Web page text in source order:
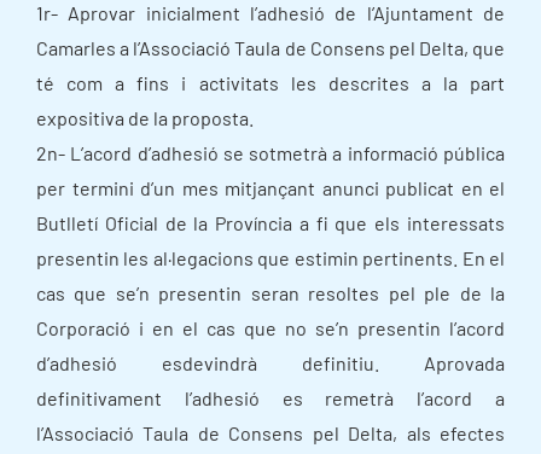
1r- Aprovar inicialment l’adhesió de l’Ajuntament de
Camarles a l’Associació Taula de Consens pel Delta, que
té com a fins i activitats les descrites a la part
expositiva de la proposta.
2n- L’acord d’adhesió se sotmetrà a informació pública
per termini d’un mes mitjançant anunci publicat en el
Butlletí Oficial de la Província a fi que els interessats
presentin les al·legacions que estimin pertinents. En el
cas que se’n presentin seran resoltes pel ple de la
Corporació i en el cas que no se’n presentin l’acord
d’adhesió esdevindrà definitiu. Aprovada
definitivament l’adhesió es remetrà l’acord a
l’Associació Taula de Consens pel Delta, als efectes